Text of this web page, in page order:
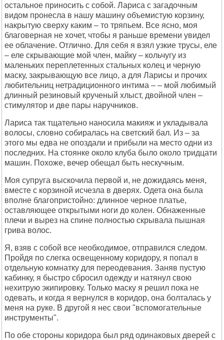
остальное приносить с собой. Лариса с загадочным
видом пронесла в нашу машину объемистую корзину,
накрытую сверху каким – то тряпьем. Все ясно, моя
благоверная не хочет, чтобы я раньше времени увидел
ее облачение. Отлично. Для себя я взял узкие трусы, еле
– еле скрывающие мой член, майку – кольчугу из
маленьких переплетенных стальных колец и черную
маску, закрывающую все лицо, а для Ларисы и прочих
любительниц нетрадиционного интима – – мой любимый
длинный резиновый крученый хлыст, двойной член –
стимулятор и две пары наручников.
Лариса так тщательно наносила макияж и укладывала
волосы, словно собиралась на светский бал. Из – за
этого мы едва не опоздали и прибыли на место одни из
последних. На стоянке около клуба было около тридцати
машин. Похоже, вечер обещал быть нескучным.
Моя супруга выскочила первой и, не дожидаясь меня,
вместе с корзиной исчезла в дверях. Одета она была
вполне благопристойно: длинное черное платье,
оставляющее открытыми ноги до колен. Обнаженные
плечи и вырез на спине полностью скрывала пышная
грива волос.
Я, взяв с собой все необходимое, отправился следом.
Пройдя по слегка освещенному коридору, я попал в
отдельную комнатку для переодевания. Заняв пустую
кабинку, я быстро сбросил одежду и натянул свою
нехитрую экипировку. Только маску я решил пока не
одевать, и когда я вернулся в коридор, она болталась у
меня на руке. В другой я нес свои "вспомогательные
инструменты".
По обе стороны коридора был ряд одинаковых дверей с